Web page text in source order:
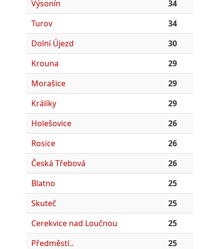
Výsonín
34
Turov
34
Dolní Újezd
30
Krouna
29
Morašice
29
Králíky
29
Holešovice
26
Rosice
26
Česká Třebová
26
Blatno
25
Skuteč
25
Cerekvice nad Loučnou
25
Předměstí..
25